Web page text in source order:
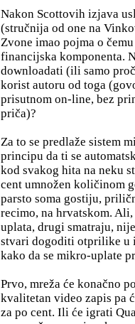
Nakon Scottovih izjava
(stručnija od one na
Zvone imao pojma o
financijska komponenta.
downloadati (ili samo
korist autoru od toga
prisutnom on-line, bez
priča)?
Za to se predlaže sistem
principu da ti se
kod svakog hita na neku
cent umnožen količinom
parsto soma gostiju,
recimo, na hrvatskom.
uplata, drugi smatraju,
stvari dogoditi otprilike u
kako da se mikro-uplate
Prvo, mreža će konačno
kvalitetan video zapis pa
za po cent. Ili će igrati